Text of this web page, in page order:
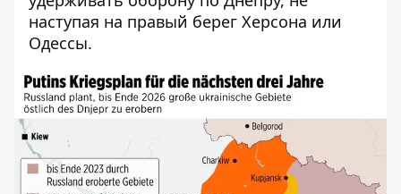
наступая на правый берег Херсона или
Одессы.